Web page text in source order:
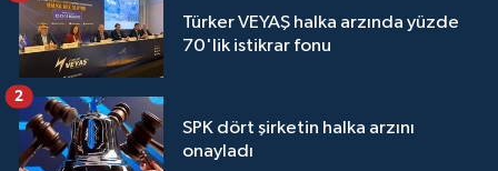
Türker VEYAŞ halka arzında yüzde
70'lik istikrar fonu
SPK dört şirketin halka arzını
onayladı
2